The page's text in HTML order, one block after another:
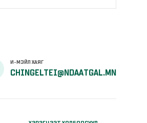
И-МЭЙЛ ХАЯГ
CHINGELTEI@NDAATGAL.MN